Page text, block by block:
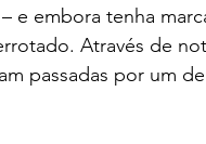
e embora tenha
Através de
passadas por um